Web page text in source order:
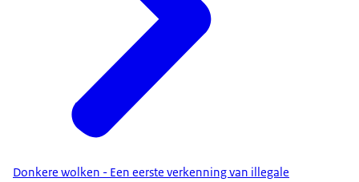
Donkere wolken - Een eerste verkenning van illegale